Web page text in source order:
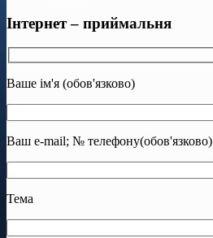
Інтернет – приймальня
Ваше ім'я (обов'язково)
Ваш e-mail; № телефону(обов'язково)
Тема